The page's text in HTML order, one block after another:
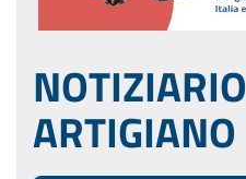
NOTIZIARIO
ARTIGIANO